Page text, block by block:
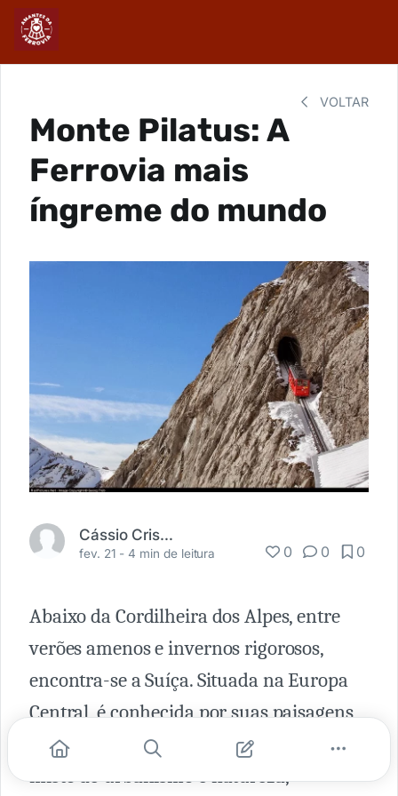
VOLTAR
Monte Pilatus: A
Ferrovia mais
íngreme do mundo
Cássio Cristian
fev. 21 -4 min de leitura 0 0 0
Abaixo da Cordilheira dos Alpes, entre
verões amenos e invernos rigorosos,
encontra-se a Suíça. Situada na Europa
Central, é conhecida por suas paisagens
de montanhas nevadas e lagos azuis. Um
misto de urbanismo e natureza,